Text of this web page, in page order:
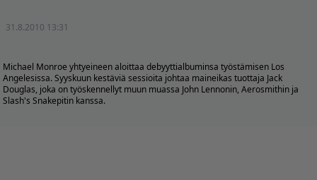
31.8.2010 13:31
Michael Monroe yhtyeineen aloittaa debyyttialbuminsa työstämisen Los
Angelesissa. Syyskuun kestäviä sessioita johtaa maineikas tuottaja Jack
Douglas, joka on työskennellyt muun muassa John Lennonin, Aerosmithin ja
Slash's Snakepitin kanssa.